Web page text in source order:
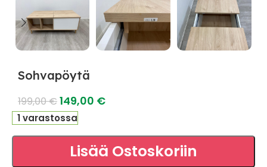
Sohvapöytä
199,00€149,00 €
1 varastossa
Lisää Ostoskoriin